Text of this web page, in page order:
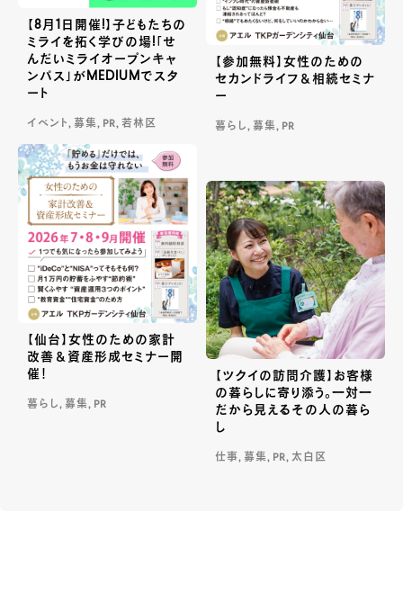
【8月1日開催!】子どもたちの
ミライを拓く学びの場!「せ
んだいミライオープンキャ
ンパス」がMEDIUMでスタ
ート
イベント, 募集, PR, 若林区
【参加無料】女性のための
セカンドライフ＆相続セミナ
ー
暮らし, 募集, PR
【仙台】女性のための家計
改善＆資産形成セミナー開
催！
暮らし, 募集, PR
【ツクイの訪問介護】お客様
の暮らしに寄り添う。一対一
だから見えるその人の暮ら
し
仕事, 募集, PR, 太白区